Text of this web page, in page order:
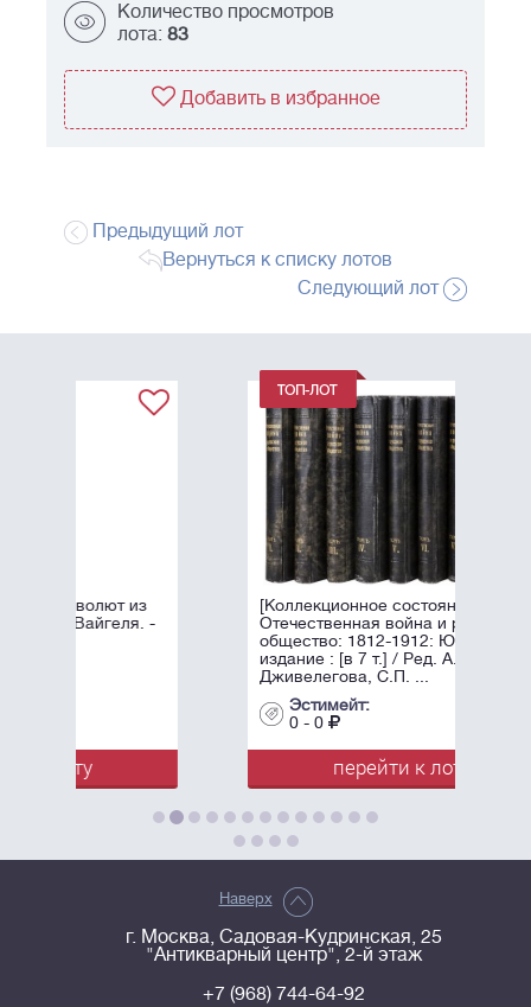
Количество просмотров
лота: 83
Добавить в избранное
Предыдущий лот
Вернуться к списку лотов
Следующий лот
[Коллекционное состояние].
Отечественная война и русское
общество: 1812-1912: Юбилейное
издание : [в 7 т.] / Ред. А.К.
Дживелегова, С.П. ...
перейти к лоту
Наверх
г. Москва, Садовая-Кудринская, 25
"Антикварный центр", 2-й этаж
+7 (968) 744-64-92